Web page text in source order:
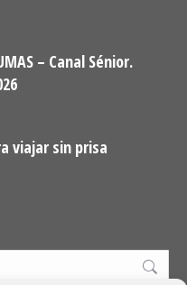
– Canal Sénior.
viajar sin prisa